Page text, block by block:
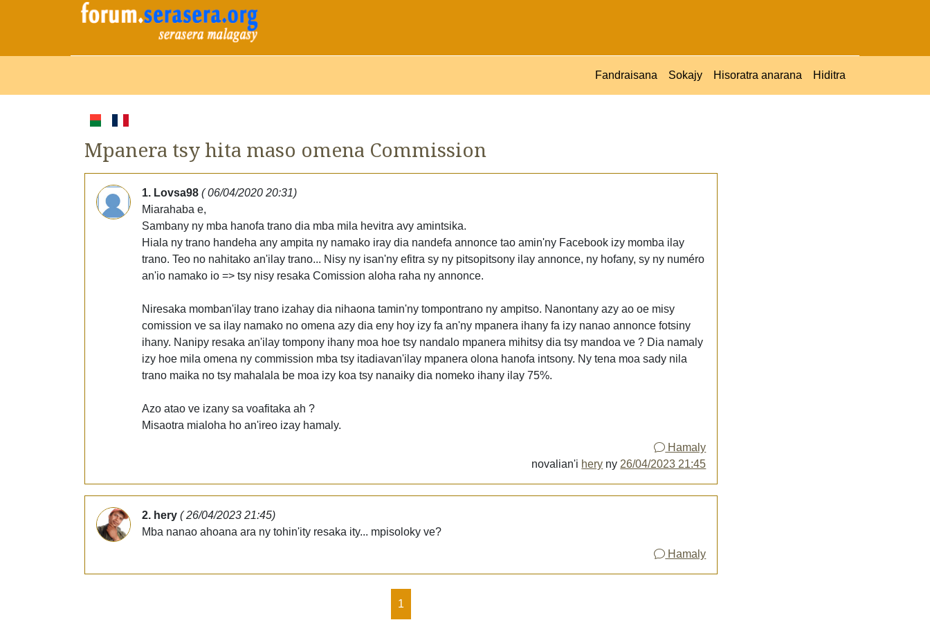
Fandraisana Sokajy Hisoratra anarana Hiditra
Mpanera tsy hita maso omena Commission
1. Lovsa98 ( 06/04/2020 20:31)
Miarahaba e,
Sambany ny mba hanofa trano dia mba mila hevitra avy amintsika.
Hiala ny trano handeha any ampita ny namako iray dia nandefa annonce tao amin'ny Facebook izy momba ilay
trano. Teo no nahitako an'ilay trano... Nisy ny isan'ny efitra sy ny pitsopitsony ilay annonce, ny hofany, sy ny numéro
an'io namako io => tsy nisy resaka Comission aloha raha ny annonce.
Niresaka momban'ilay trano izahay dia nihaona tamin'ny tompontrano ny ampitso. Nanontany azy ao oe misy
comission ve sa ilay namako no omena azy dia eny hoy izy fa an'ny mpanera ihany fa izy nanao annonce fotsiny
ihany. Nanipy resaka an'ilay tompony ihany moa hoe tsy nandalo mpanera mihitsy dia tsy mandoa ve ? Dia namaly
izy hoe mila omena ny commission mba tsy itadiavan'ilay mpanera olona hanofa intsony. Ny tena moa sady nila
trano maika no tsy mahalala be moa izy koa tsy nanaiky dia nomeko ihany ilay 75%.
Azo atao ve izany sa voafitaka ah ?
Misaotra mialoha ho an'ireo izay hamaly.
Hamaly
novalian'i hery ny 26/04/2023 21:45
2. hery ( 26/04/2023 21:45)
Mba nanao ahoana ara ny tohin'ity resaka ity... mpisoloky ve?
Hamaly
1